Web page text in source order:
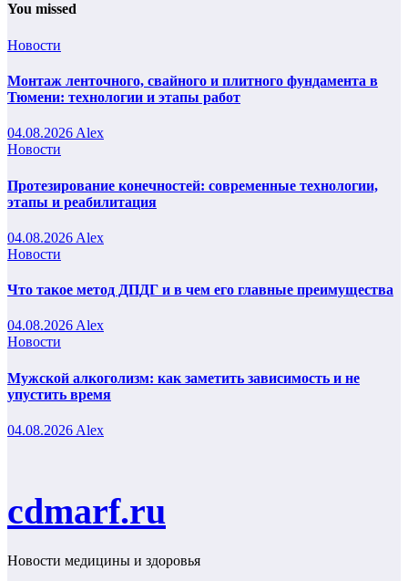
You missed
Новости
Монтаж ленточного, свайного и плитного фундамента в
Тюмени: технологии и этапы работ
04.08.2026 Alex
Новости
Протезирование конечностей: современные технологии,
этапы и реабилитация
04.08.2026 Alex
Новости
Что такое метод ДПДГ и в чем его главные преимущества
04.08.2026 Alex
Новости
Мужской алкоголизм: как заметить зависимость и не
упустить время
04.08.2026 Alex
cdmarf.ru
Новости медицины и здоровья